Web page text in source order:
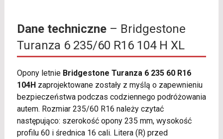
Dane techniczne– Bridgestone
Turanza 6 235/60 R16 104 H XL
Opony letnie Bridgestone Turanza 6 235 60 R16
104Hzaprojektowane zostały z myślą o zapewnieniu
bezpieczeństwa podczas codziennego podróżowania
autem. Rozmiar 235/60 R16 należy czytać
następująco: szerokość opony 235 mm, wysokość
profilu 60 i średnica 16 cali. Litera (R) przed